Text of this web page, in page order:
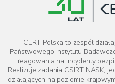
CERT Polska to zespół
Państwowego Instytutu
reagowania na incydenty
Realizuje zadania CSIRT NASK,
działających na poziomie